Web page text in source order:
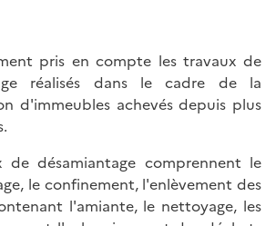
pris en compte les travaux de
réalisés dans le cadre de la
d'immeubles achevés depuis plus
de désamiantage comprennent le
le confinement, l'enlèvement des
l'amiante, le nettoyage, les